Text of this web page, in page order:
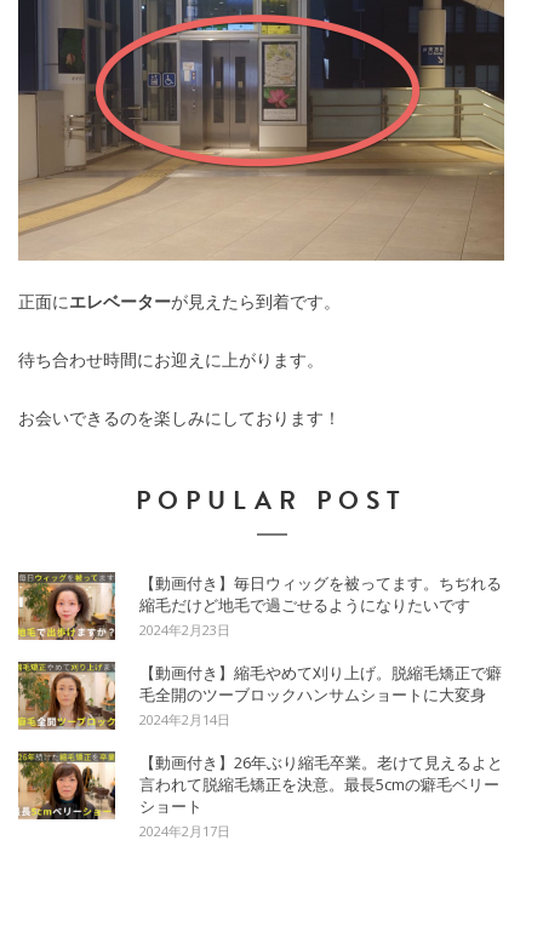
正面にエレベーターが見えたら到着です。
待ち合わせ時間にお迎えに上がります。
お会いできるのを楽しみにしております！
POPULAR POST
【動画付き】毎日ウィッグを被ってます。ちぢれる
縮毛だけど地毛で過ごせるようになりたいです
2024年2月23日
【動画付き】縮毛やめて刈り上げ。脱縮毛矯正で癖
毛全開のツーブロックハンサムショートに大変身
2024年2月14日
【動画付き】26年ぶり縮毛卒業。老けて見えるよと
言われて脱縮毛矯正を決意。最長5cmの癖毛ベリー
ショート
2024年2月17日